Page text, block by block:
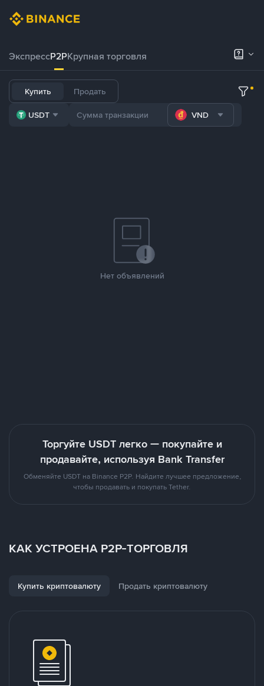
ЭкспрессP2PКрупная торговля
Купить Продать
USDT VND
Нет объявлений
Торгуйте USDT легко — покупайте и
продавайте, используя Bank Transfer
Обменяйте USDT на Binance P2P. Найдите лучшее предложение,
чтобы продавать и покупать Tether.
КАК УСТРОЕНА P2P-ТОРГОВЛЯ
Купить криптовалюту Продать криптовалюту